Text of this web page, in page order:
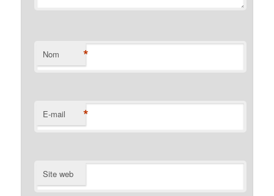
Nom *
E-mail *
Site web